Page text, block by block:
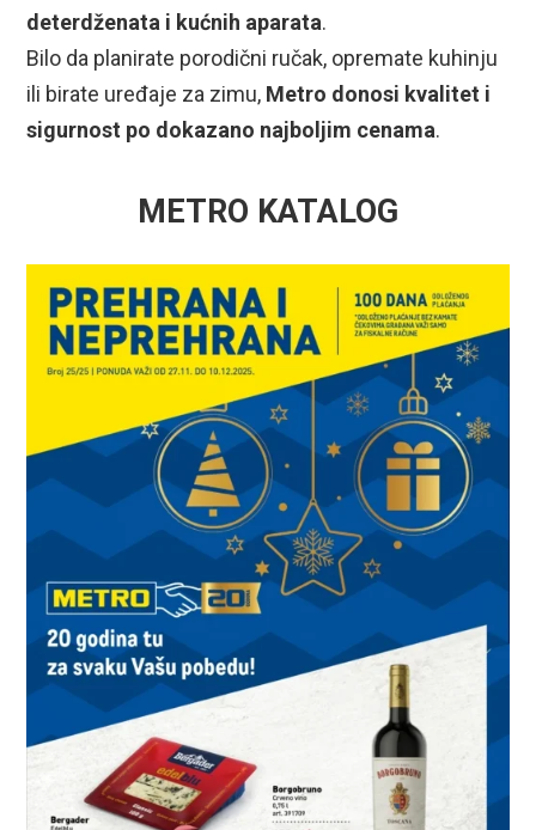
deterdženata i kućnih aparata.
Bilo da planirate porodični ručak, opremate kuhinju
ili birate uređaje za zimu, Metro donosi kvalitet i
sigurnost po dokazano najboljim cenama.
METRO KATALOG